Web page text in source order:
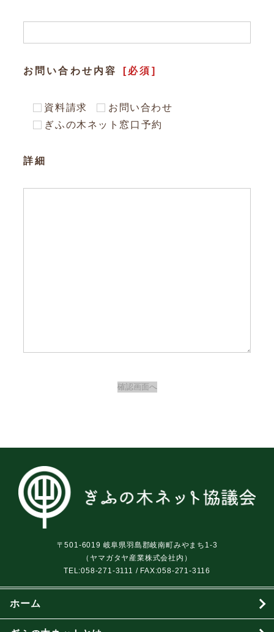
お問い合わせ内容 [必須]
資料請求
お問い合わせ
ぎふの木ネット窓口予約
詳細
〒501-6019 岐阜県羽島郡岐南町みやまち1-3
（ヤマガタヤ産業株式会社内）
TEL:058-271-3111 / FAX:058-271-3116
ホーム